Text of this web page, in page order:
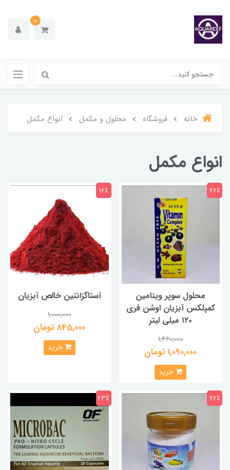
0
خانه فروشگاه محلول و مکمل انواع مکمل
انواع مکمل
محلول سوپر ویتامین
کمپلکس آبزیان اوشن فری
۱۲۰ میلی لیتر
1,460,000
1,090,000 تومان
26٪
خرید
آستاگزانتین خالص آبزیان
1,000,000
845,000 تومان
16٪
خرید
26٪ 23٪